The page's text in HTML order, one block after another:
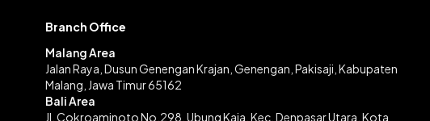
Branch Office
Malang Area
Jalan Raya, Dusun Genengan Krajan, Genengan, Pakisaji, Kabupaten
Malang, Jawa Timur 65162
Bali Area
Jl. Cokroaminoto No.298, Ubung Kaja, Kec. Denpasar Utara, Kota